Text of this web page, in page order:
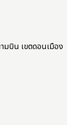
มบิน เขตดอนเมือง